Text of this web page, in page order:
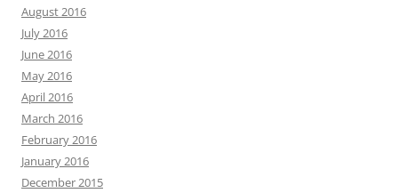
August 2016
July 2016
June 2016
May 2016
April 2016
March 2016
February 2016
January 2016
December 2015